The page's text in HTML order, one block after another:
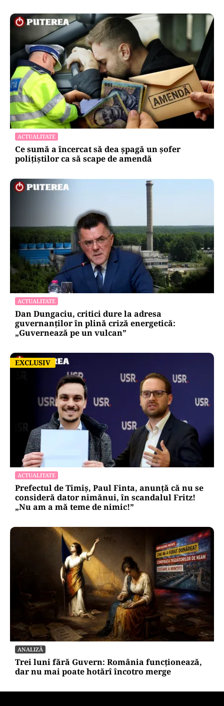
ACTUALITATE
Ce sumă a încercat să dea șpagă un șofer
polițiștilor ca să scape de amendă
ACTUALITATE
Dan Dungaciu, critici dure la adresa
guvernanților în plină criză energetică:
„Guvernează pe un vulcan”
EXCLUSIV
EXCLUSIV
ACTUALITATE
Prefectul de Timiș, Paul Finta, anunță că nu se
consideră dator nimănui, în scandalul Fritz!
„Nu am a mă teme de nimic!”
ANALIZĂ
Trei luni fără Guvern: România funcționează,
dar nu mai poate hotărî încotro merge